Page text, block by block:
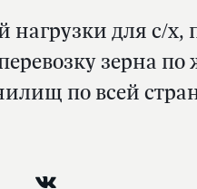
нагрузки для с/х,
зерна
по всей